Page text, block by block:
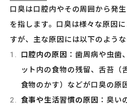
口臭は口腔内やその周囲から発
を指します。口臭は様々な原因
すが、主な原因には以下のような
口腔内の原因 ：歯周病や虫歯
ット内の食物の残留、舌苔（
食物のかす）などが口臭の原
食事や生活習慣の原因 ：臭い